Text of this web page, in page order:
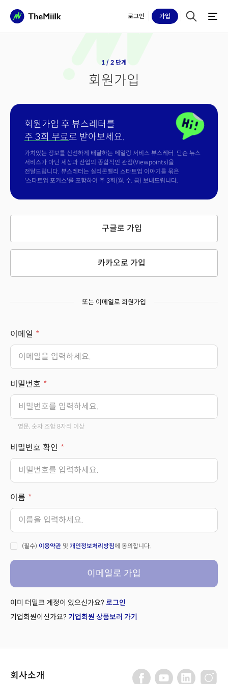
로그인 가입
1 / 2 단계
회원가입
회원가입 후 뷰스레터를
주 3회 무료로 받아보세요.
가치있는 정보를 신선하게 배달하는 메일링 서비스 뷰스레터. 단순 뉴스
서비스가 아닌 세상과 산업의 종합적인 관점(Viewpoints)을
전달드립니다. 뷰스레터는 실리콘밸리 스타트업 이야기를 묶은
'스타트업 포커스'를 포함하여 주 3회(월, 수, 금) 보내드립니다.
구글로 가입
카카오로 가입
또는 이메일로 회원가입
이메일
비밀번호
영문, 숫자 조합 8자리 이상
비밀번호 확인
이름
(필수) 이용약관 및 개인정보처리방침에 동의합니다.
이메일로 가입
이미 더밀크 계정이 있으신가요? 로그인
기업회원이신가요? 기업회원 상품보러 가기
회사소개